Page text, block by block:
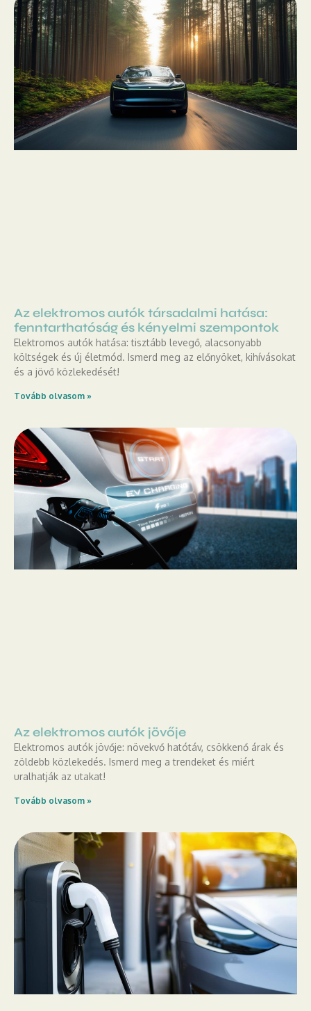
Az elektromos autók társadalmi hatása:
fenntarthatóság és kényelmi szempontok
Elektromos autók hatása: tisztább levegő, alacsonyabb
költségek és új életmód. Ismerd meg az előnyöket, kihívásokat
és a jövő közlekedését!
Tovább olvasom »
Az elektromos autók jövője
Elektromos autók jövője: növekvő hatótáv, csökkenő árak és
zöldebb közlekedés. Ismerd meg a trendeket és miért
uralhatják az utakat!
Tovább olvasom »